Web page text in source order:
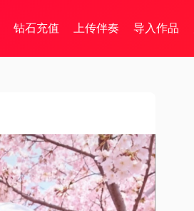
钻石充值 上传伴奏 导入作品